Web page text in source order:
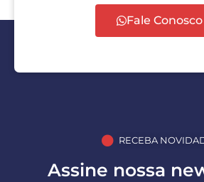
Fale Conosco
RECEBA
Assine nossa